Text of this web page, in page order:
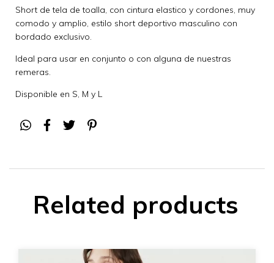
Short de tela de toalla, con cintura elastico y cordones, muy
comodo y amplio, estilo short deportivo masculino con
bordado exclusivo.
Ideal para usar en conjunto o con alguna de nuestras
remeras.
Disponible en S, M y L
Related products